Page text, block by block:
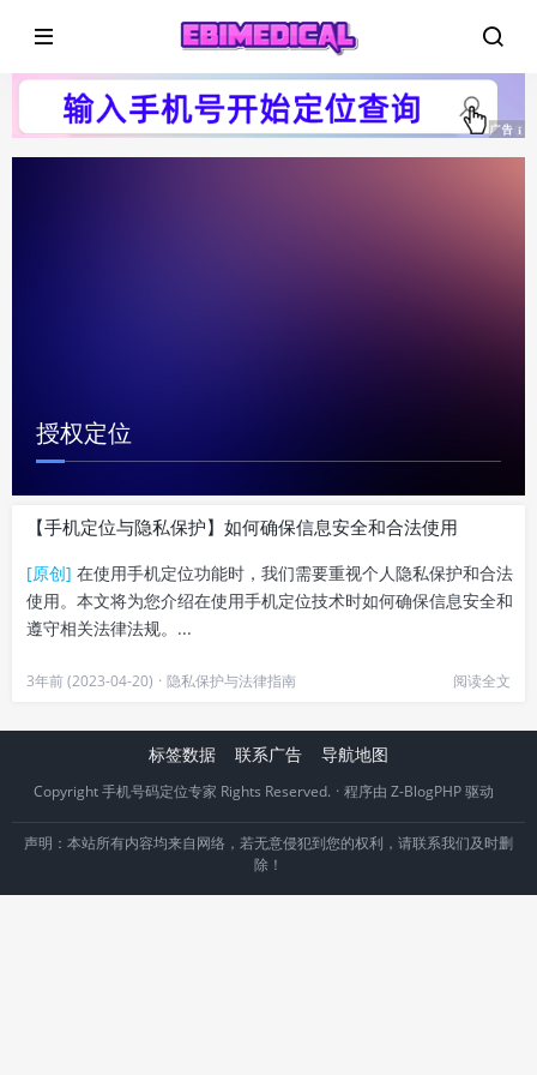
授权定位
【手机定位与隐私保护】如何确保信息安全和合法使用
[原创] 在使用手机定位功能时，我们需要重视个人隐私保护和合法
使用。本文将为您介绍在使用手机定位技术时如何确保信息安全和
遵守相关法律法规。...
3年前 (2023-04-20) · 隐私保护与法律指南 阅读全文
标签数据 联系广告 导航地图
Copyright 手机号码定位专家 Rights Reserved. · 程序由 Z-BlogPHP驱动
声明：本站所有内容均来自网络，若无意侵犯到您的权利，请联系我们及时删
除！